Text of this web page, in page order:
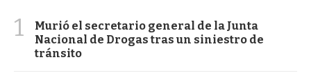
1
Murió el secretario general de la Junta
Nacional de Drogas tras un siniestro de
tránsito